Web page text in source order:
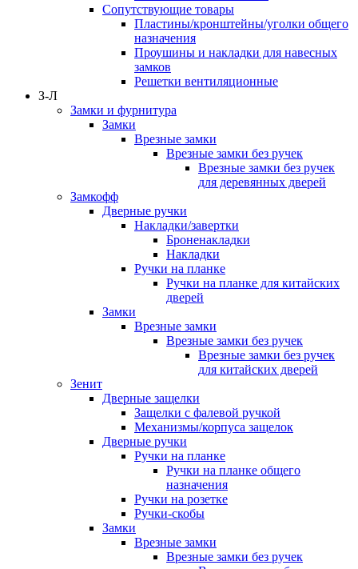
Сопутствующие товары
Пластины/кронштейны/уголки общего
назначения
Проушины и накладки для навесных
замков
Решетки вентиляционные
З-Л
Замки и фурнитура
Замки
Врезные замки
Врезные замки без ручек
Врезные замки без ручек
для деревянных дверей
Замкофф
Дверные ручки
Накладки/завертки
Броненакладки
Накладки
Ручки на планке
Ручки на планке для китайских
дверей
Замки
Врезные замки
Врезные замки без ручек
Врезные замки без ручек
для китайских дверей
Зенит
Дверные защелки
Защелки с фалевой ручкой
Механизмы/корпуса защелок
Дверные ручки
Ручки на планке
Ручки на планке общего
назначения
Ручки на розетке
Ручки-скобы
Замки
Врезные замки
Врезные замки без ручек